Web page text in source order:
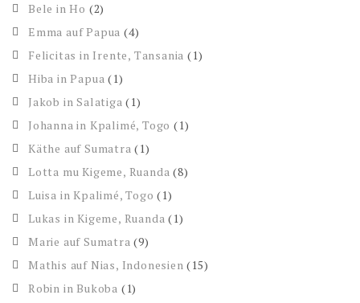
Bele in Ho (2)
Emma auf Papua (4)
Felicitas in Irente, Tansania (1)
Hiba in Papua (1)
Jakob in Salatiga (1)
Johanna in Kpalimé, Togo (1)
Käthe auf Sumatra (1)
Lotta mu Kigeme, Ruanda (8)
Luisa in Kpalimé, Togo (1)
Lukas in Kigeme, Ruanda (1)
Marie auf Sumatra (9)
Mathis auf Nias, Indonesien (15)
Robin in Bukoba (1)